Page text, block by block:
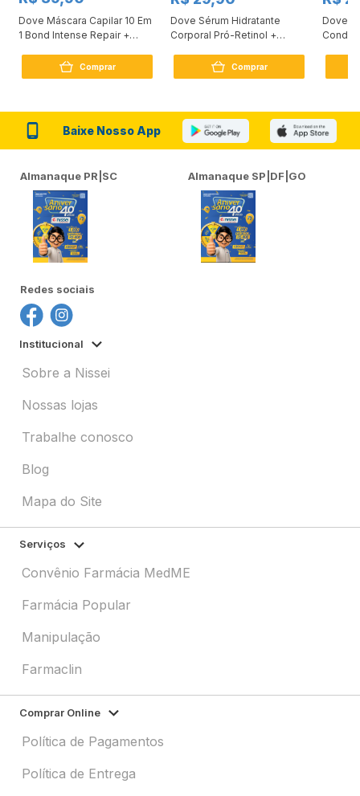
Dove Máscara Capilar 10 Em
1 Bond Intense Repair +
Comprar
Dove Sérum Hidratante
Corporal Pró-Retinol +
Comprar
Dove
Baixe Nosso App
Almanaque PR|SC Almanaque SP|DF|GO
Redes sociais
Institucional
Sobre a Nissei
Nossas lojas
Trabalhe conosco
Blog
Mapa do Site
Serviços
Convênio Farmácia MedME
Farmácia Popular
Manipulação
Farmaclin
Comprar Online
Política de Pagamentos
Política de Entrega